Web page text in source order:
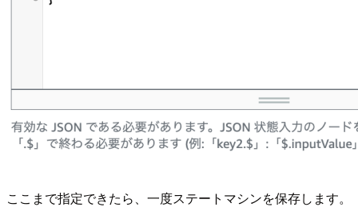
ここまで指定できたら、一度ステートマシンを保存します。